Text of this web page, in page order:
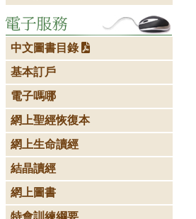
中文圖書目錄
基本訂戶
電子嗎哪
網上聖經恢復本
網上生命讀經
結晶讀經
網上圖書
特會訓練綱要